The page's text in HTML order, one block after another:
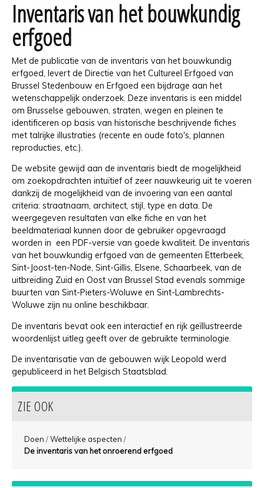
Inventaris van het bouwkundig
erfgoed
Met de publicatie van de inventaris van het bouwkundig
erfgoed, levert de Directie van het Cultureel Erfgoed van
Brussel Stedenbouw en Erfgoed een bijdrage aan het
wetenschappelijk onderzoek. Deze inventaris is een middel
om Brusselse gebouwen, straten, wegen en pleinen te
identificeren op basis van historische beschrijvende fiches
met talrijke illustraties (recente en oude foto's, plannen
reproducties, etc.).
De website gewijd aan de inventaris biedt de mogelijkheid
om zoekopdrachten intuïtief of zeer nauwkeurig uit te voeren
dankzij de mogelijkheid van de invoering van een aantal
criteria: straatnaam, architect, stijl, type en data. De
weergegeven resultaten van elke fiche en van het
beeldmateriaal kunnen door de gebruiker opgevraagd
worden in een PDF-versie van goede kwaliteit. De inventaris
van het bouwkundig erfgoed van de gemeenten Etterbeek,
Sint-Joost-ten-Node, Sint-Gillis, Elsene, Schaarbeek, van de
uitbreiding Zuid en Oost van Brussel Stad evenals sommige
buurten van Sint-Pieters-Woluwe en Sint-Lambrechts-
Woluwe zijn nu online beschikbaar.
De inventaris bevat ook een interactief en rijk geïllustreerde
woordenlijst uitleg geeft over de gebruikte terminologie.
De inventarisatie van de gebouwen wijk Leopold werd
gepubliceerd in het Belgisch Staatsblad.
ZIE OOK
Doen /Wettelijke aspecten /
De inventaris van het onroerend erfgoed